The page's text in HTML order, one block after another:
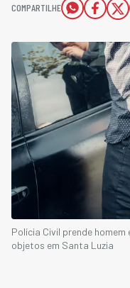
COMPARTILHE
Polícia Civil prende
objetos em Santa Luzia